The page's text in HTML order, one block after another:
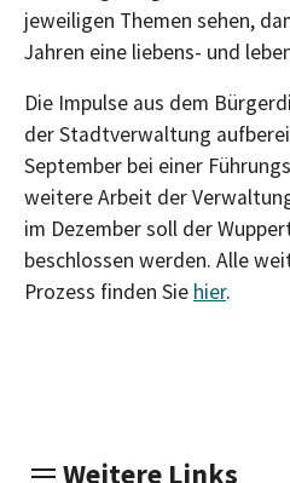
jeweiligen Themen sehen,
Jahren eine liebens- und
Die Impulse aus dem
der Stadtverwaltung
September bei einer
weitere Arbeit der
im Dezember soll der
beschlossen werden. Alle
Prozess finden Sie hier.
Weitere Links